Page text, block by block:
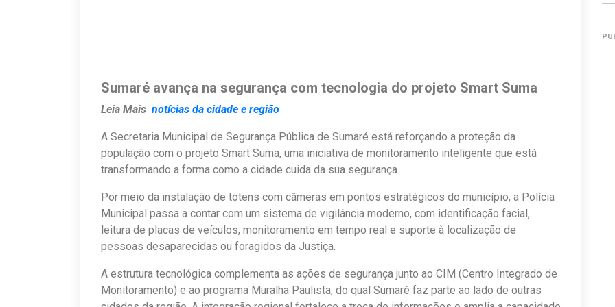
Sumaré avança na segurança com tecnologia do projeto Smart Suma
Leia Mais notícias da cidade e região
A Secretaria Municipal de Segurança Pública de Sumaré está reforçando a proteção da
população com o projeto Smart Suma, uma iniciativa de monitoramento inteligente que está
transformando a forma como a cidade cuida da sua segurança.
Por meio da instalação de totens com câmeras em pontos estratégicos do município, a Polícia
Municipal passa a contar com um sistema de vigilância moderno, com identificação facial,
leitura de placas de veículos, monitoramento em tempo real e suporte à localização de
pessoas desaparecidas ou foragidos da Justiça.
A estrutura tecnológica complementa as ações de segurança junto ao CIM (Centro Integrado de
Monitoramento) e ao programa Muralha Paulista, do qual Sumaré faz parte ao lado de outras